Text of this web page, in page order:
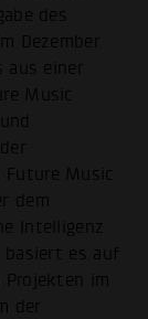
des
Dezember
aus einer
Music
Future Music
dem
Intelligenz
basiert es auf
im
der